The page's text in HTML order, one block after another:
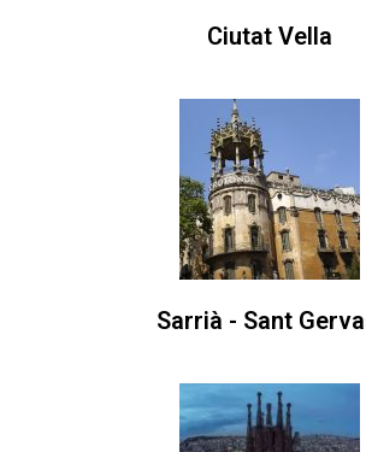
Ciutat Vella
Sarrià - Sant